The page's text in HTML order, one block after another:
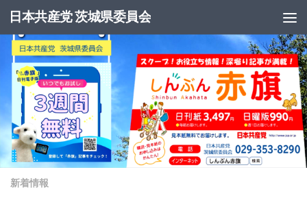
コンテンツへスキップ
日本共産党 茨城県委員会
新着情報